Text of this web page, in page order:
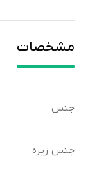
مشخصات
جنس
جنس زیره